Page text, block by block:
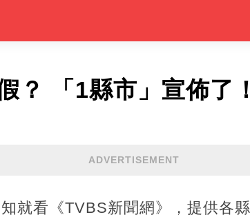
？ 「1縣市」宣佈了！
ADVERTISEMENT
就看《TVBS新聞網》，提供各